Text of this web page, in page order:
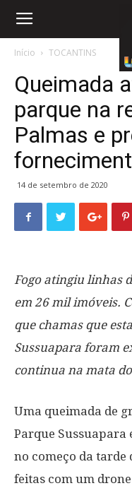
Início TOCANTINS
Queimada
parque na
Palmas e
14 de setembro de 2020
Fogo atingiu linhas
em 26 mil imóveis.
que chamas que
Sussuapara foram
continua na mata
Uma queimada de
Parque Sussuapara
no começo da tarde
feitas com um